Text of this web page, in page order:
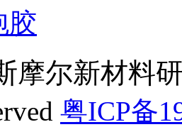
胶
摩尔新材料
粤ICP备